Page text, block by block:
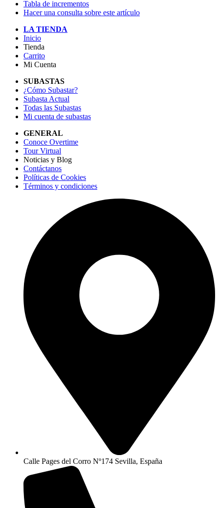
Tabla de incrementos
Hacer una consulta sobre este artículo
LA TIENDA
Inicio
Tienda
Carrito
Mi Cuenta
SUBASTAS
¿Cómo Subastar?
Subasta Actual
Todas las Subastas
Mi cuenta de subastas
GENERAL
Conoce Overtime
Tour Virtual
Noticias y Blog
Contáctanos
Políticas de Cookies
Términos y condiciones
Calle Pages del Corro Nº174 Sevilla, España